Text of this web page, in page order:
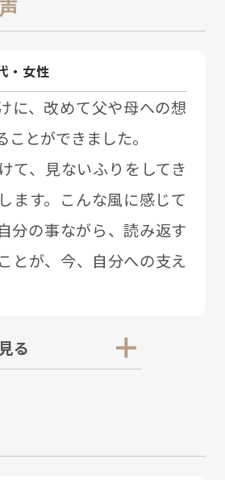
・⼥性
に、改めて⽗や⺟への想
ことができました。
て、⾒ないふりをしてき
ます。こんな⾵に感じて
分の事ながら、読み返す
とが、今、⾃分への⽀え
る